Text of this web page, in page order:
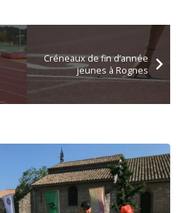
Créneaux de fin d’année
jeunes à Rognes